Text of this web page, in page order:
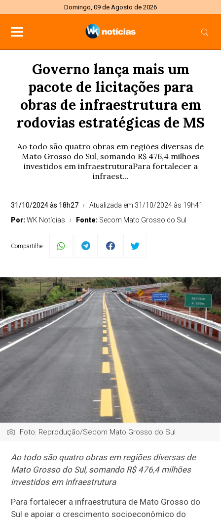
Domingo, 09 de Agosto de 2026
Governo lança mais um
pacote de licitações para
obras de infraestrutura em
rodovias estratégicas de MS
Ao todo são quatro obras em regiões diversas de
Mato Grosso do Sul, somando R$ 476,4 milhões
investidos em infraestruturaPara fortalecer a
infraest...
31/10/2024 às 18h27
Atualizada em 31/10/2024 às 19h41
Por:WK Notícias Fonte: Secom Mato Grosso do Sul
Compartilhe:
Foto: Reprodução/Secom Mato Grosso do Sul
Ao todo são quatro obras em regiões diversas de
Mato Grosso do Sul, somando R$ 476,4 milhões
investidos em infraestrutura
Para fortalecer a infraestrutura de Mato Grosso do
Sul e apoiar o crescimento socioeconômico do